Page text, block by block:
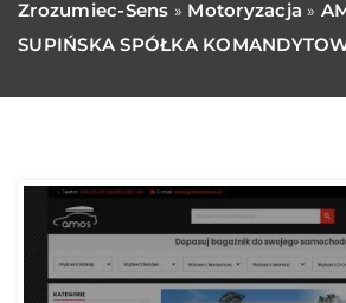
Zrozumiec-Sens » Motoryzacja »
SUPIŃSKA SPÓŁKA